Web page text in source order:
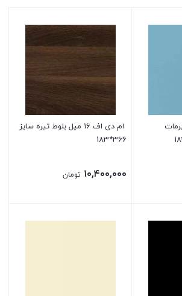
سوپرمات
ام‌ دی‌ اف ۱۶ میل بلوط تیره سایز
366*183
۱۰,۴۰۰,۰۰۰ تومان